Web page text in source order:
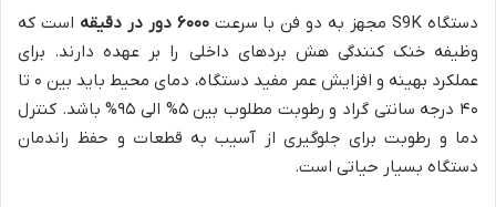
دستگاه S9K مجهز به دو فن با سرعت ۶۰۰۰ دور در دقیقه
است که
وظیفه خنک کنندگی هش بردهای داخلی را بر عهده دارند. برای
عملکرد بهینه و افزایش عمر مفید دستگاه، دمای محیط باید بین ۰ تا
۴۰ درجه سانتی گراد و رطوبت مطلوب بین ۵% الی ۹۵% باشد. کنترل
دما و رطوبت برای جلوگیری از آسیب به قطعات و حفظ راندمان
دستگاه بسیار حیاتی است.